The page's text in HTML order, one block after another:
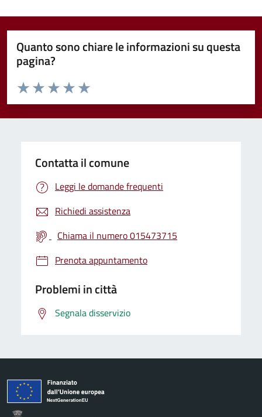
Quanto sono chiare le informazioni su questa
pagina?
Valuta da 1 a 5 stelle la pagina
Valuta 5 stelle su 5
Valuta 4 stelle su 5
Valuta 3 stelle su 5
Valuta 2 stelle su 5
Valuta 1 stelle su 5
Contatta il comune
Leggi le domande frequenti
Richiedi assistenza
Chiama il numero 015473715
Prenota appuntamento
Problemi in città
Segnala disservizio